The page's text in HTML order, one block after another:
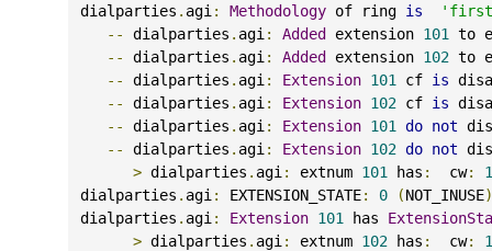
dialparties . agi : Methodology of ring is
--
dialparties . agi : Added extension 101
to
--
dialparties . agi : Added extension 102 to
--
dialparties . agi : Extension 101 cf is
--
dialparties . agi : Extension 102 cf is
--
dialparties . agi : Extension 101 do not
--
dialparties . agi : Extension 102 do not
> dialparties . agi : extnum 101 has : cw:
1
dialparties . agi : EXTENSION_STATE: 0 (NOT_INUSE)
dialparties . agi : Extension 101 has
> dialparties . agi : extnum 102 has : cw:
1